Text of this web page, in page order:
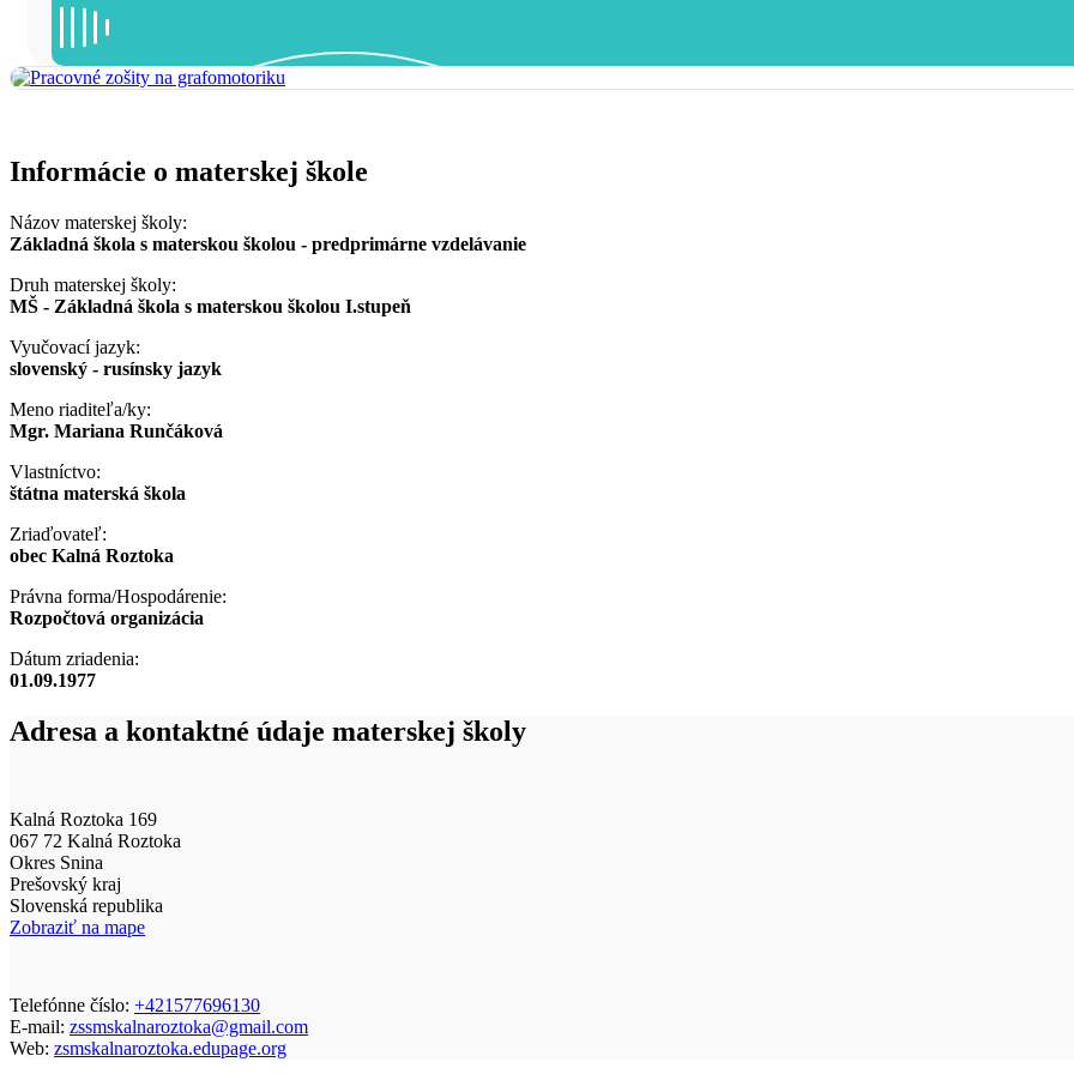
Informácie o materskej škole
Názov materskej školy:
Základná škola s materskou školou - predprimárne vzdelávanie
Druh materskej školy:
MŠ - Základná škola s materskou školou I.stupeň
Vyučovací jazyk:
slovenský - rusínsky jazyk
Meno riaditeľa/ky:
Mgr. Mariana Runčáková
Vlastníctvo:
štátna materská škola
Zriaďovateľ:
obec Kalná Roztoka
Právna forma/Hospodárenie:
Rozpočtová organizácia
Dátum zriadenia:
01.09.1977
Adresa a kontaktné údaje materskej školy
Kalná Roztoka 169
067 72 Kalná Roztoka
Okres Snina
Prešovský kraj
Slovenská republika
Zobraziť na mape
Telefónne číslo: +421577696130
E-mail: zssmskalnaroztoka@gmail.com
Web: zsmskalnaroztoka.edupage.org